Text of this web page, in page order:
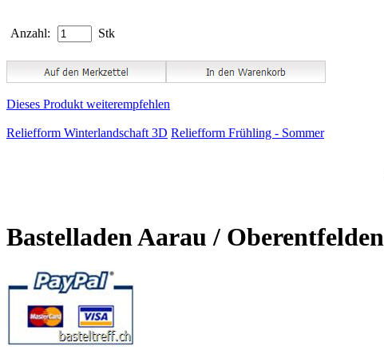
Anzahl: Stk
Dieses Produkt weiterempfehlen
Reliefform Winterlandschaft 3D Reliefform Frühling - Sommer
Bastelladen Aarau / Oberentfelden